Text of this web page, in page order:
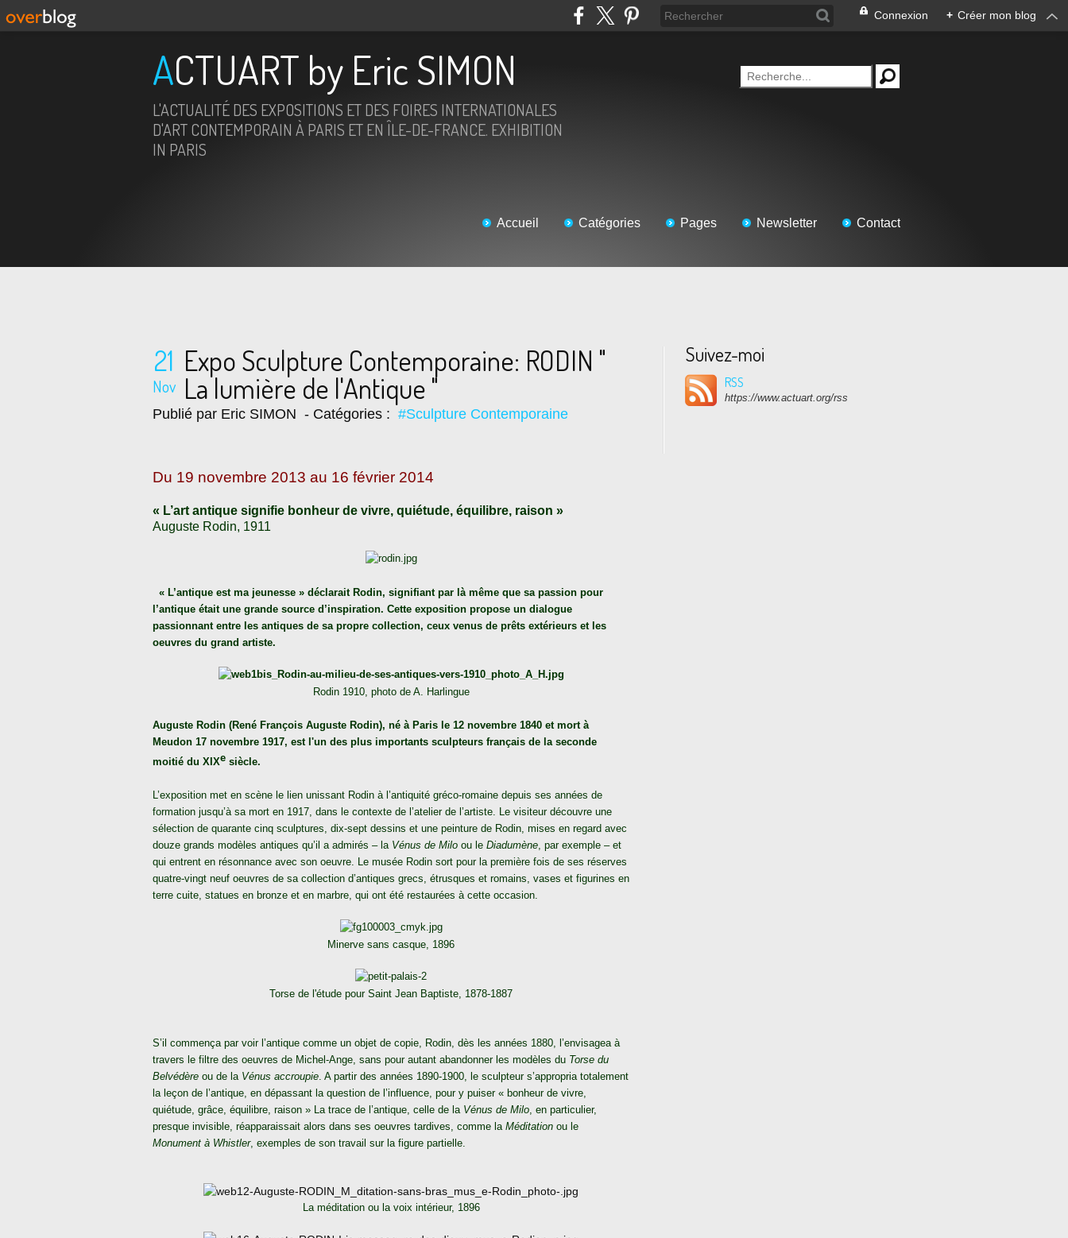
Connexion + Créer mon blog
ACTUART by Eric SIMON
L'ACTUALITÉ DES EXPOSITIONS ET DES FOIRES INTERNATIONALES
D'ART CONTEMPORAIN À PARIS ET EN ÎLE-DE-FRANCE. EXHIBITION
IN PARIS
Accueil Catégories Pages Newsletter Contact
21
Nov
Expo Sculpture Contemporaine: RODIN "
La lumière de l'Antique "
Publié par Eric SIMON - Catégories : #Sculpture Contemporaine
Du 19 novembre 2013 au 16 février 2014
« L’art antique signifie bonheur de vivre, quiétude, équilibre, raison »
Auguste Rodin, 1911
« L’antique est ma jeunesse » déclarait Rodin, signifiant par là même que sa passion pour
l’antique était une grande source d’inspiration. Cette exposition propose un dialogue
passionnant entre les antiques de sa propre collection, ceux venus de prêts extérieurs et les
oeuvres du grand artiste.
Rodin 1910, photo de A. Harlingue
Auguste Rodin (René François Auguste Rodin), né à Paris le 12 novembre 1840 et mort à
Meudon 17 novembre 1917, est l'un des plus importants sculpteurs français de la seconde
moitié du XIXe siècle.
L’exposition met en scène le lien unissant Rodin à l’antiquité gréco-romaine depuis ses années de
formation jusqu’à sa mort en 1917, dans le contexte de l’atelier de l’artiste. Le visiteur découvre une
sélection de quarante cinq sculptures, dix-sept dessins et une peinture de Rodin, mises en regard avec
douze grands modèles antiques qu’il a admirés – la Vénus de Milo ou le Diadumène, par exemple – et
qui entrent en résonnance avec son oeuvre. Le musée Rodin sort pour la première fois de ses réserves
quatre-vingt neuf oeuvres de sa collection d’antiques grecs, étrusques et romains, vases et figurines en
terre cuite, statues en bronze et en marbre, qui ont été restaurées à cette occasion.
Minerve sans casque, 1896
Torse de l'étude pour Saint Jean Baptiste, 1878-1887
S’il commença par voir l’antique comme un objet de copie, Rodin, dès les années 1880, l’envisagea à
travers le filtre des oeuvres de Michel-Ange, sans pour autant abandonner les modèles du Torse du
Belvédère ou de la Vénus accroupie. A partir des années 1890-1900, le sculpteur s’appropria totalement
la leçon de l’antique, en dépassant la question de l’influence, pour y puiser « bonheur de vivre,
quiétude, grâce, équilibre, raison » La trace de l’antique, celle de la Vénus de Milo, en particulier,
presque invisible, réapparaissait alors dans ses oeuvres tardives, comme la Méditation ou le
Monument à Whistler, exemples de son travail sur la figure partielle.
La méditation ou la voix intérieur, 1896
Suivez-moi
RSS
https://www.actuart.org/rss